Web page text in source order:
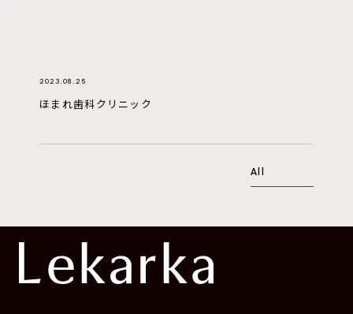
2023.08.25
ほまれ歯科クリニック
All